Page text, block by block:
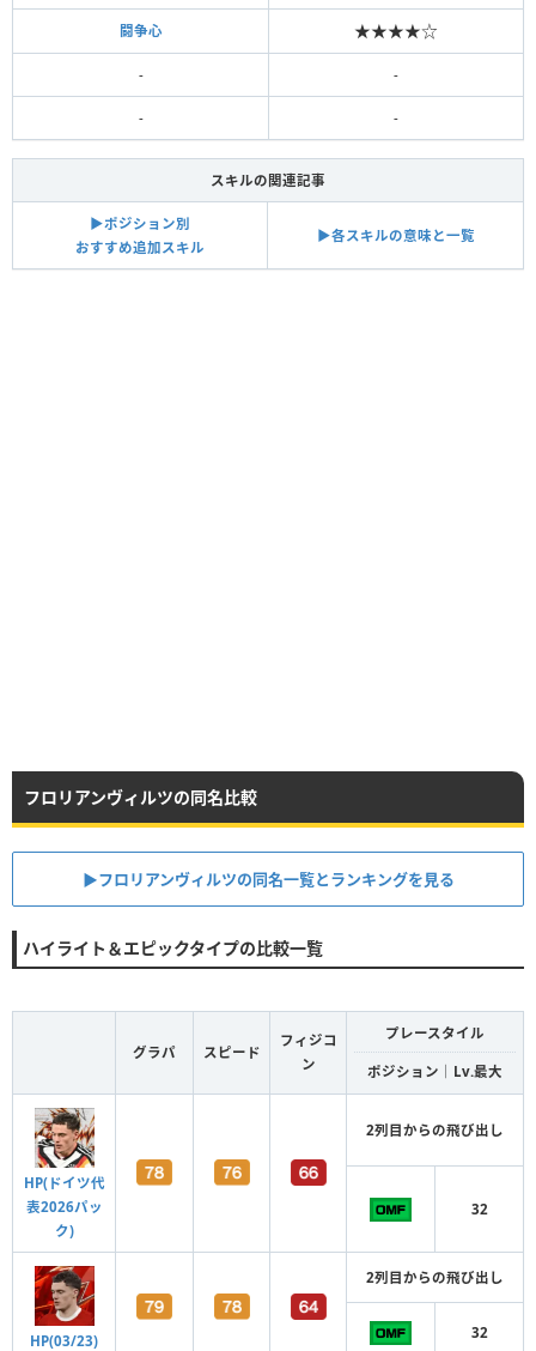
闘争心 ★★★★☆
- -
- -
スキルの関連記事
▶︎ポジション別
おすすめ追加スキル
▶︎各スキルの意味と一覧
フロリアンヴィルツの同名比較
▶︎フロリアンヴィルツの同名一覧とランキングを見る
ハイライト＆エピックタイプの比較一覧
グラパ スピード
フィジコ
ン
プレースタイル
ポジション｜Lv.最大
HP(ドイツ代
表2026パッ
ク)
2列目からの飛び出し
32
HP(03/23)
2列目からの飛び出し
32